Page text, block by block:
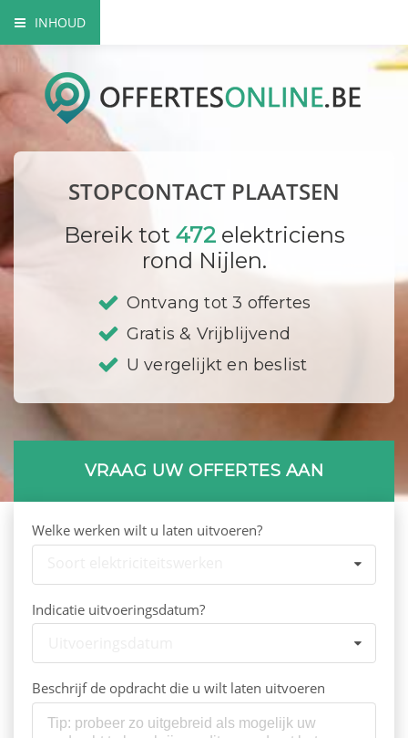
INHOUD
Het nut van extra contactdozen
Waarom beroep doen op een vakman?
Elektriciteitskeuring nodig?
Waar plaats ik mijn stopcontacten?
Hoe vervang ik een contactdoos?
STOPCONTACT PLAATSEN
Bereik tot 472elektriciens
rond Nijlen.
Ontvang tot 3 offertes
Gratis & Vrijblijvend
U vergelijkt en beslist
VRAAG UW OFFERTES AAN
Welke werken wilt u laten uitvoeren?
Indicatie uitvoeringsdatum?
Beschrijf de opdracht die u wilt laten uitvoeren